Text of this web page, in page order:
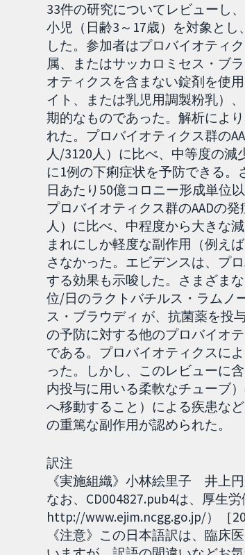
33件の研究についてレビューし
小児（日齢3～17歳）を対象とし
した。参加者はプロバイオティ
属、またはサッカロミセス・ブ
オティクスを含まない錠剤を使
イト、または乳児用調製粉乳）
期的なものであった。解析によ
れた。プロバイオティクス群の
人/3120人）に比べ、中等度の
に1例の下痢症状を予防できる
日あたり50億コロニー形成単位
プロバイオティクス群のAADの
人）に比べ、中程度から大きな
まれにしか軽度な副作用（例え
さなかった。エビデンスは、プ
する効果も示唆した。さまざま
位/日のラクトバチルス・ラムノ
ス・ブラウディ が、抗菌薬を投
の予防に対する他のプロバイオ
である。プロバイオティクスに
った。しかし、このレビューに
内投与に用いる柔軟なチューブ
へ移動すること）による疾患な
の重篤な副作用が認められた。
訳注
《実施組織》小林絵里子 井上円
なお、CD004827.pub4は、厚生
http://www.ejim.ncgg.go.jp/）［
《注意》この日本語訳は、臨床